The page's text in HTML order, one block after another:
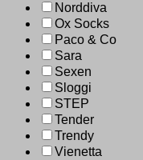
Norddiva
Ox Socks
Paco & Co
Sara
Sexen
Sloggi
STEP
Tender
Trendy
Vienetta